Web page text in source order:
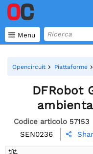
 Menu
Opencircuit Piattaforme
DFRobot
Codice articolo 57153
SEN0236
